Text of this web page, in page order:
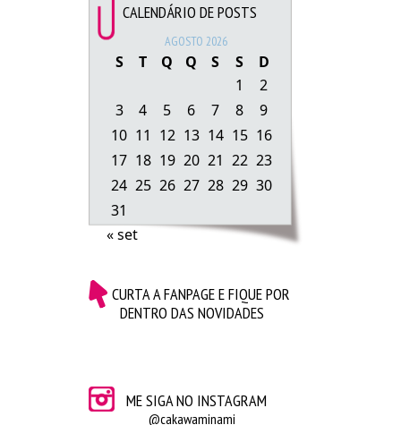
As almofadas deles são fofas demaaais, são feitas de
um material muito gostoso. Quem precisa de uma
almofada de fruta ou legume? kkkkk mas são
bonitinhas!
Se essa bolsa não estivesse tão cara e eu não
estivesse em época de contenção de gastos, eu com
The Kid’s Shop – um cantinho especial para as
crianças. Nem preciso dizer o quanto tudo é fofo,
CALENDÁRIO DE POSTS
AGOSTO 2026
S T Q Q S S
D
1
2
3
4 5 6 7 8
9
10 11 12 13 14 15 16
17 18 19 20 21 22 23
24 25 26 27 28 29 30
31
« set
CURTA A FANPAGE E FIQUE POR
DENTRO DAS NOVIDADES
ME SIGA NO INSTAGRAM
@cakawaminami